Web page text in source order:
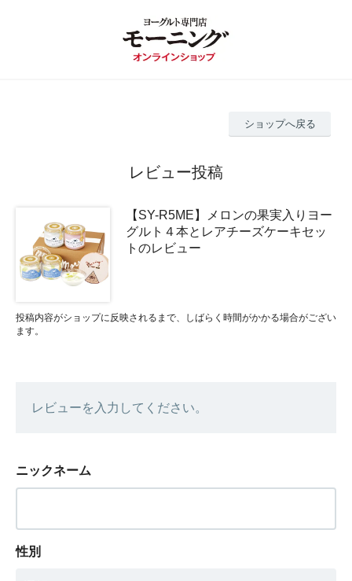
ショップへ戻る
レビュー投稿
【SY-R5ME】メロンの果実入りヨー
グルト４本とレアチーズケーキセッ
トのレビュー
投稿内容がショップに反映されるまで、しばらく時間がかかる場合がござい
ます。
レビューを入力してください。
ニックネーム
性別